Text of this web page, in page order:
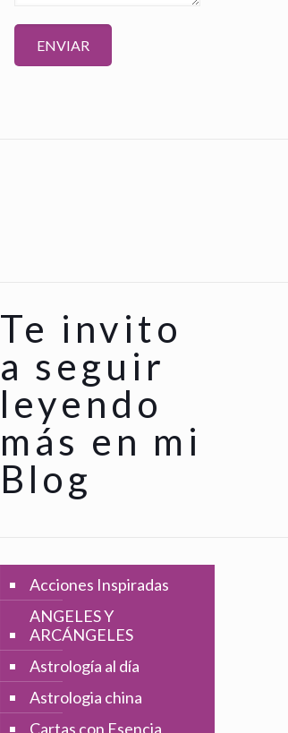
ENVIAR
Te invito
a seguir
leyendo
más en mi
Blog
Acciones Inspiradas
ANGELES Y
ARCÁNGELES
Astrología al día
Astrologia china
Cartas con Esencia